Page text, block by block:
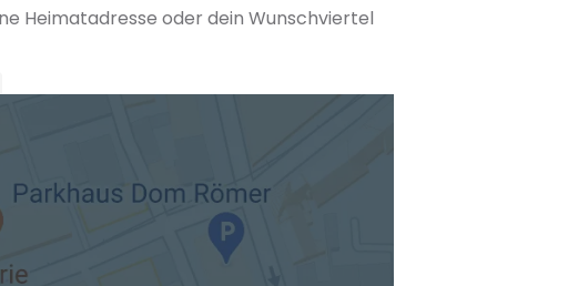
Heimatadresse oder dein Wunschviertel